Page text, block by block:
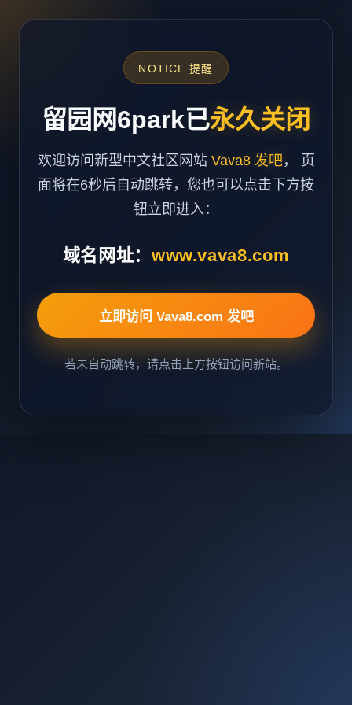
NOTICE 提醒
留园网6park已永久关闭
欢迎访问新型中文社区网站 Vava8 发吧， 页
面将在6秒后自动跳转，您也可以点击下方按
钮立即进入：
域名网址： www.vava8.com
立即访问 Vava8.com 发吧
若未自动跳转，请点击上方按钮访问新站。